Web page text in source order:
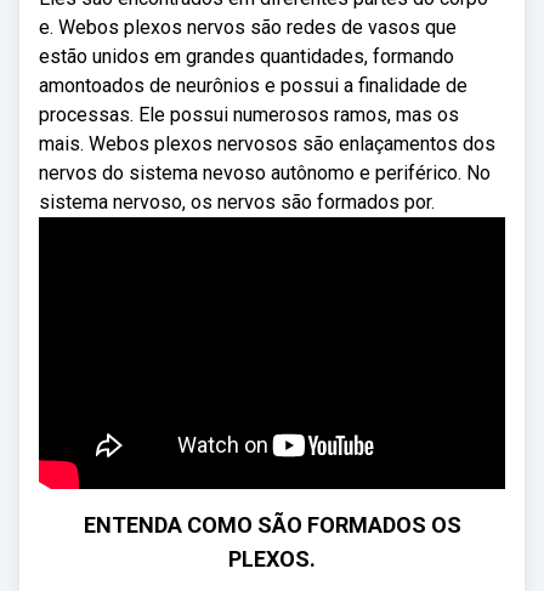
e. Webos plexos nervos são redes de vasos que
estão unidos em grandes quantidades, formando
amontoados de neurônios e possui a finalidade de
processas. Ele possui numerosos ramos, mas os
mais. Webos plexos nervosos são enlaçamentos dos
nervos do sistema nevoso autônomo e periférico. No
sistema nervoso, os nervos são formados por.
ENTENDA COMO SÃO FORMADOS OS
PLEXOS.